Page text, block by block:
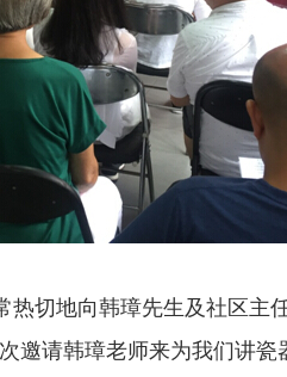
切地向韩璋先生及社区主
邀请韩璋老师来为我们讲瓷